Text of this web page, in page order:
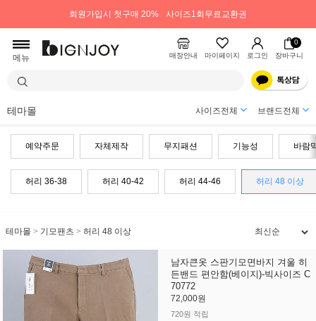
회원가입시 첫구매 20% 사이즈1회무료교환권
메뉴 매장안내 마이페이지 로그인
0
장바구니
테마몰 사이즈전체 브랜드전체
예약주문 자체제작 무지패션 기능성 바람
허리 36-38 허리 40-42 허리 44-46 허리 48 이상
테마몰 > 기모팬츠 > 허리 48 이상
남자큰옷 스판기모면바지 겨울 히
든밴드 편안함(베이지)-빅사이즈 C
70772
72,000원
720원 적립